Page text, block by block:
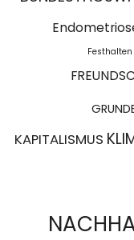
Festhalten
KAPITALISMUS